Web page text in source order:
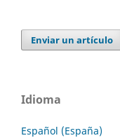
Enviar un artículo
Idioma
Español (España)